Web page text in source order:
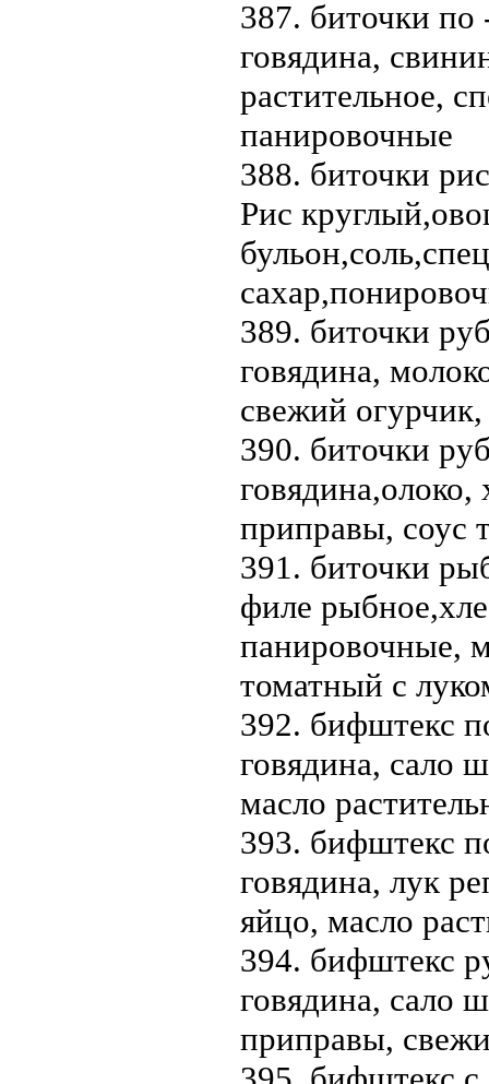
387. биточки
говядина,
растительное,
панировочные
388. биточки
Рис
389. биточки
говядина,
свежий
390. биточки
говядина,олоко,
приправы, соус
391. биточки
филе
панировочные,
томатный с
392. бифштекс
говядина, сало
масло
393. бифштекс
говядина, лук
яйцо, масло
394. бифштекс
говядина, сало
приправы,